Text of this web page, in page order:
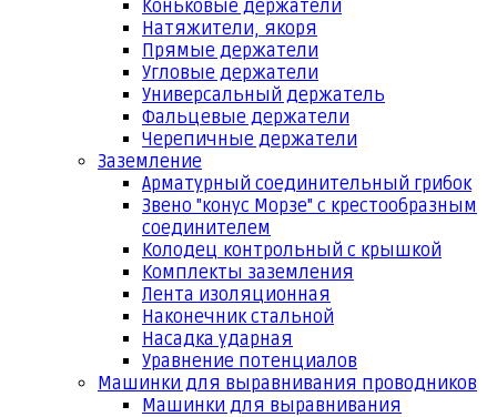
Коньковые держатели
Натяжители, якоря
Прямые держатели
Угловые держатели
Универсальный держатель
Фальцевые держатели
Черепичные держатели
Заземление
Арматурный соединительный грибок
Звено "конус Морзе" с крестообразным
соединителем
Колодец контрольный с крышкой
Комплекты заземления
Лента изоляционная
Наконечник стальной
Насадка ударная
Уравнение потенциалов
Машинки для выравнивания проводников
Машинки для выравнивания